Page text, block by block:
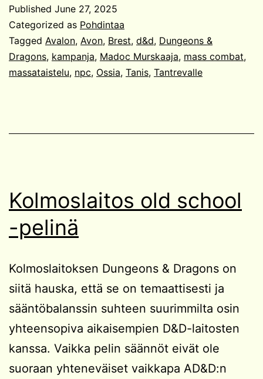
Published June 27, 2025
Categorized as Pohdintaa
Tagged Avalon, Avon, Brest, d&d, Dungeons &
Dragons, kampanja, Madoc Murskaaja, mass combat,
massataistelu, npc, Ossia, Tanis, Tantrevalle
Kolmoslaitos old school
-pelinä
Kolmoslaitoksen Dungeons & Dragons on
siitä hauska, että se on temaattisesti ja
sääntöbalanssin suhteen suurimmilta osin
yhteensopiva aikaisempien D&D-laitosten
kanssa. Vaikka pelin säännöt eivät ole
suoraan yhteneväiset vaikkapa AD&D:n